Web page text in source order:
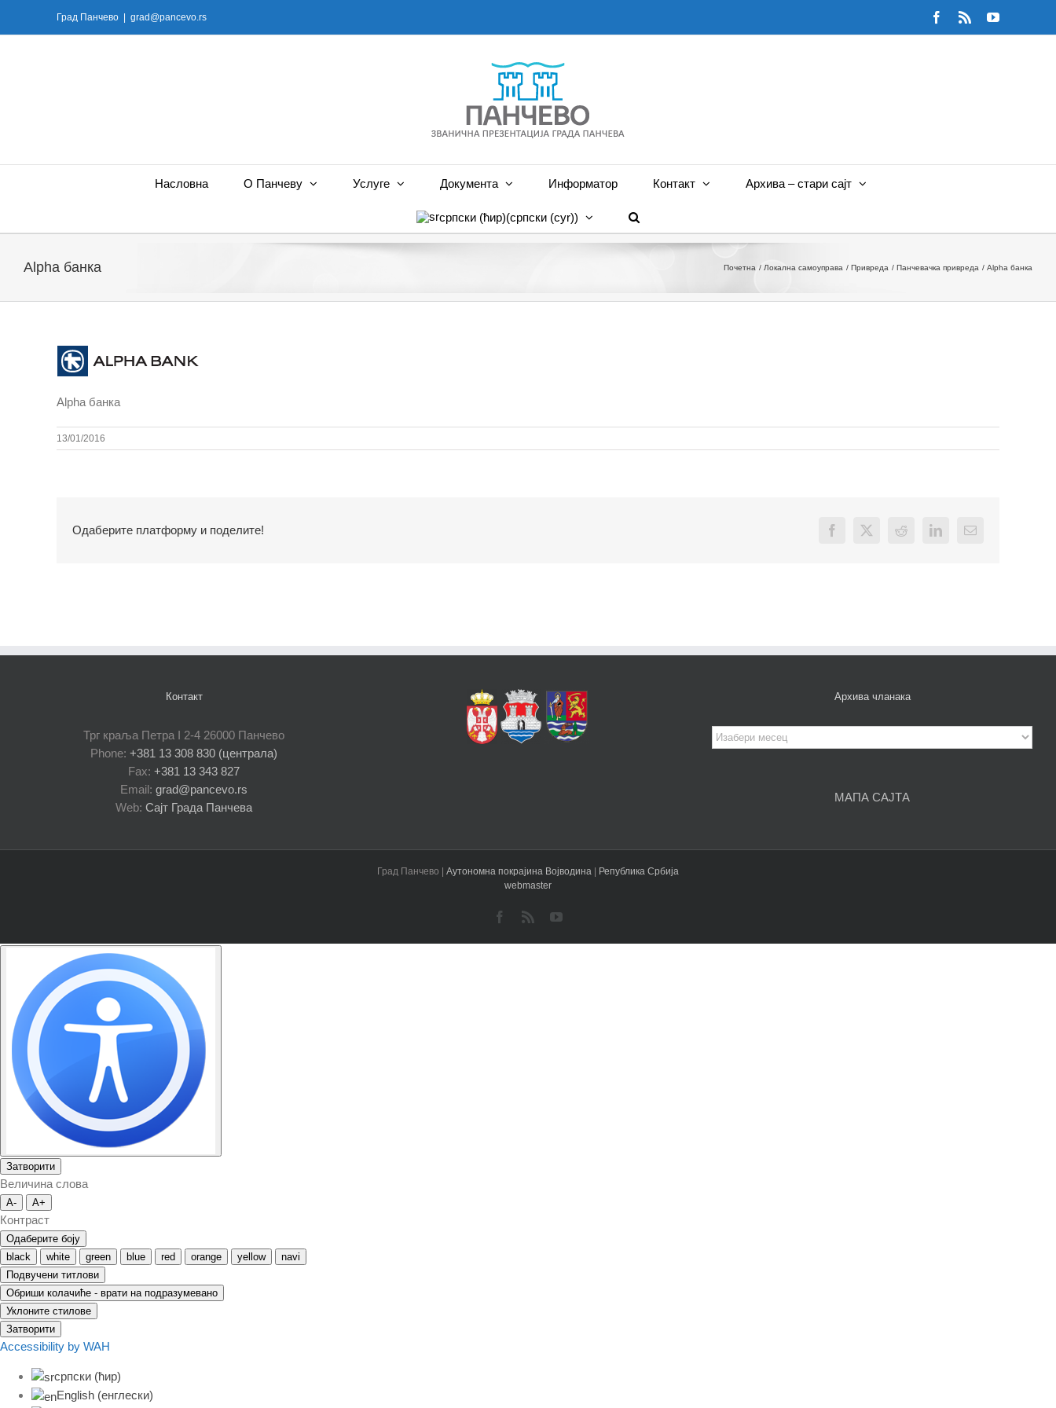
Град Панчево grad@pancevo.rs Facebook
Rss YouTube
Насловна О Панчеву Услуге Документа Информатор Контакт Архива – стари сајт
српски (ћир)(српски (cyr))
Alpha банка Почетна Локална самоуправа Привреда Панчевачка привреда Alpha банка
Alpha банка
13/01/2016
Одаберите платформу и поделите! Facebook
X Reddit LinkedInEmail
Контакт
Трг краља Петра I 2-4 26000 Панчево
Phone: +381 13 308 830 (централа)
Fax: +381 13 343 827
Email: grad@pancevo.rs
Web: Сајт Града Панчева
Архива чланака
Архива
чланака
МАПА САЈТА
Град Панчево | Аутономна покрајина Војводина | Република Србија
webmaster
Facebook
Rss YouTube
Затворити
Величина слова
A- A+
Контраст
Одаберите боју
black
white green blue red orange yellow
navi
Подвучени титлови
Обриши колачиће - врати на подразумевано
Уклоните стилове
Затворити
Accessibility by WAH
српски (ћир)
English (енглески)